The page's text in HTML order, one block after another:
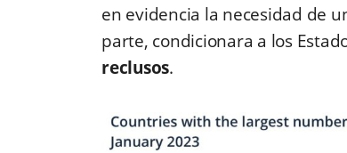
en evidencia la necesidad de
parte, condicionara a los
reclusos.